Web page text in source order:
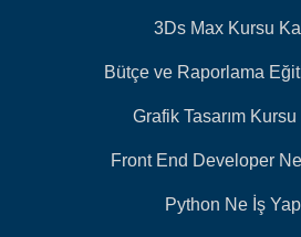
3Ds Max Kursu
Bütçe ve Raporlama
Grafik Tasarım Kursu
Front End Developer
Python Ne İş